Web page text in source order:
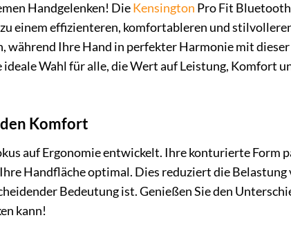
Handgelenken! DieKensington Pro Fit
einem effizienteren, komfortableren und
während Ihre Hand in perfekter Harmonie mit
Wahl für alle, die Wert auf Leistung, Komfort
Komfort
auf Ergonomie entwickelt. Ihre konturierte Form
Handfläche optimal. Dies reduziert die Belastung
Bedeutung ist. Genießen Sie den
kann!